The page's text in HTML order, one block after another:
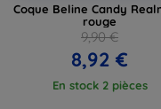
Coque Beline Candy
rouge
9,90 €
8,92 €
En stock 2 pièces